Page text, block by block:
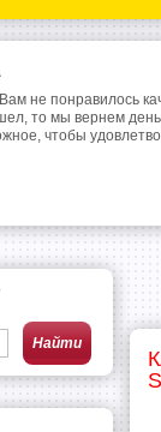
не понравилось
то мы вернем
чтобы